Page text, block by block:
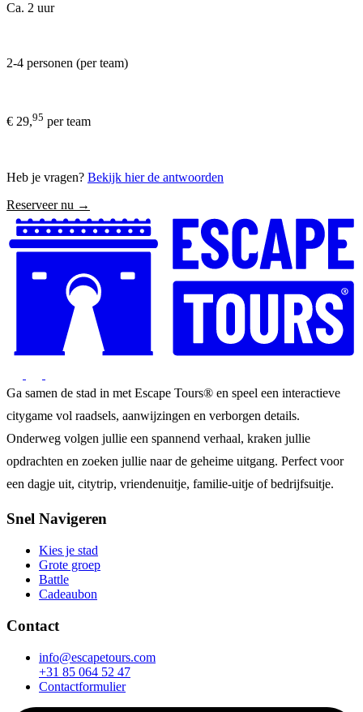
Ca. 2 uur
2-4 personen (per team)
€ 29,95 per team
Heb je vragen? Bekijk hier de antwoorden
Reserveer nu →
Ga samen de stad in met Escape Tours® en speel een interactieve
citygame vol raadsels, aanwijzingen en verborgen details.
Onderweg volgen jullie een spannend verhaal, kraken jullie
opdrachten en zoeken jullie naar de geheime uitgang. Perfect voor
een dagje uit, citytrip, vriendenuitje, familie-uitje of bedrijfsuitje.
Snel Navigeren
Kies je stad
Grote groep
Battle
Cadeaubon
Contact
info@escapetours.com
+31 85 064 52 47
Contactformulier